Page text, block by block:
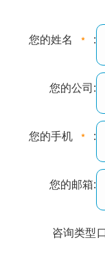
您的姓名 :
您的公司:
您的手机 :
您的邮箱:
咨询类型